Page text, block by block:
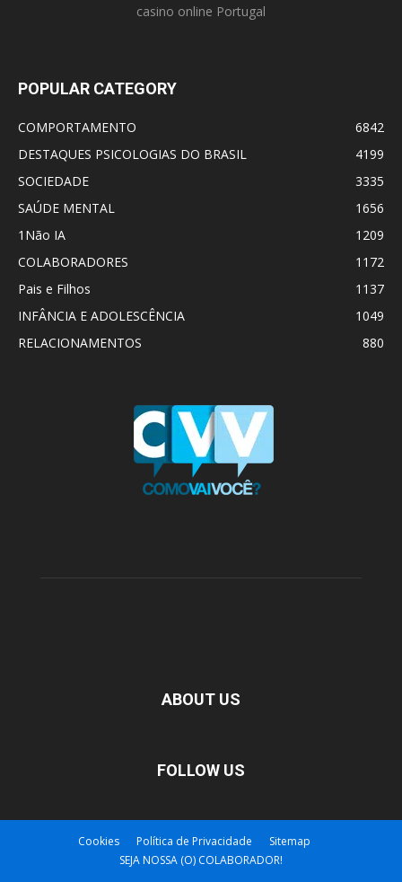
casino online Portugal
POPULAR CATEGORY
COMPORTAMENTO
6842
DESTAQUES PSICOLOGIAS DO BRASIL
4199
SOCIEDADE
3335
SAÚDE MENTAL
1656
1Não IA
1209
COLABORADORES
1172
Pais e Filhos
1137
INFÂNCIA E ADOLESCÊNCIA
1049
RELACIONAMENTOS
880
ABOUT US
FOLLOW US
Cookies Política de Privacidade
Sitemap
SEJA NOSSA (O) COLABORADOR!